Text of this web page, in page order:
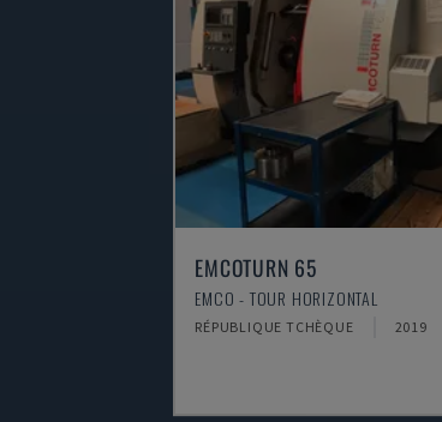
EMCOTURN 65
EMCO - TOUR HORIZONTAL
RÉPUBLIQUE TCHÈQUE 2019